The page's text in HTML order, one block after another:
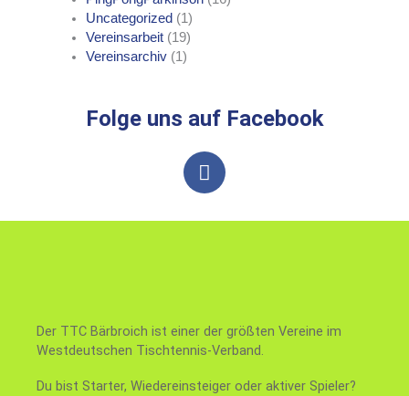
Uncategorized (1)
Vereinsarbeit(19)
Vereinsarchiv(1)
Folge uns auf Facebook
F
a
e
Der TTC Bärbroich ist einer der größten Vereine im
Westdeutschen Tischtennis-Verband.
Du bist Starter, Wiedereinsteiger oder aktiver Spieler?